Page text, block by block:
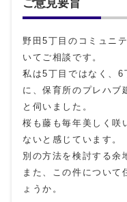
ご意見要旨
野田5丁目のコミュニ
いてご相談です。
私は5丁目ではなく、6
に、保育所のプレハブ
と伺いました。
桜も藤も毎年美しく咲
ないと感じています。
別の方法を検討する余
また、この件について
ょうか。